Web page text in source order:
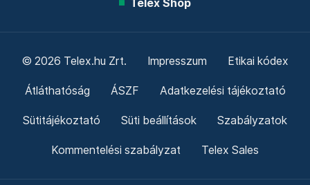
Telex Shop
© 2026 Telex.hu Zrt. Impresszum Etikai kódex
Átláthatóság ÁSZF Adatkezelési tájékoztató
Sütitájékoztató Süti beállítások Szabályzatok
Kommentelési szabályzat Telex Sales